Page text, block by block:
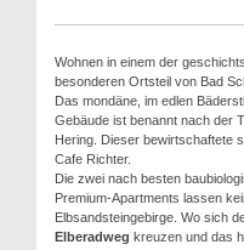
Wohnen in einem der
besonderen Ortsteil von Bad
Das mondäne, im edlen
Gebäude ist benannt nach der
Hering. Dieser bewirtschaftete
Cafe Richter.
Die zwei nach besten
Premium-Apartments lassen
Elbsandsteingebirge. Wo sich
Elberadweg kreuzen und das